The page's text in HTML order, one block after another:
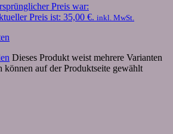
Preis war:
Preis ist: 35,00 €. inkl. MwSt.
Dieses Produkt weist mehrere Varianten
können auf der Produktseite gewählt